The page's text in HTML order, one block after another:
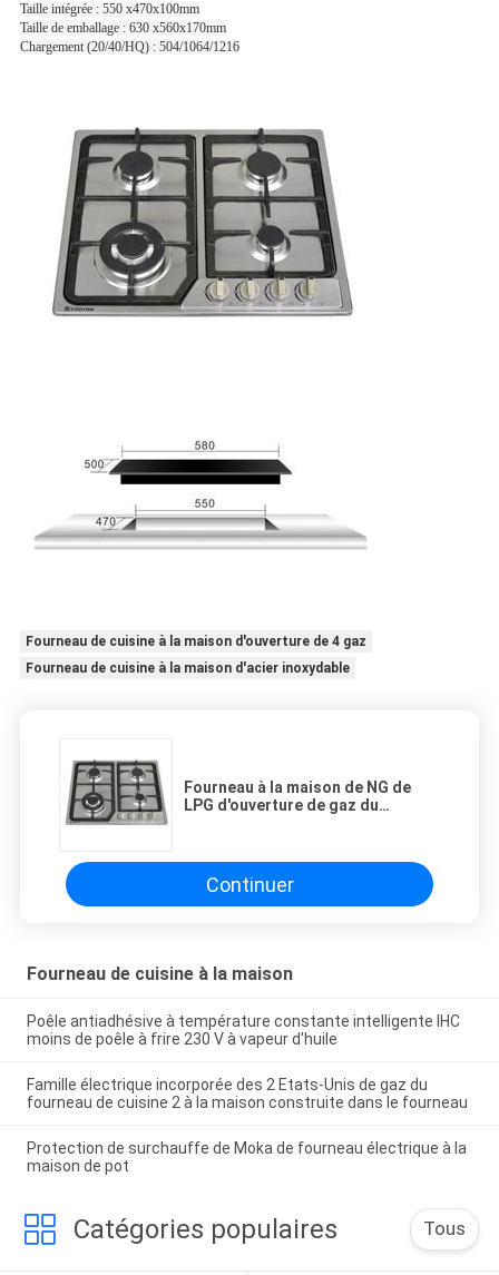
Taille intégrée : 550 x470x100mm
Taille de emballage : 630 x560x170mm
Chargement (20/40/HQ) : 504/1064/1216
Fourneau de cuisine à la maison d'ouverture de 4 gaz
Fourneau de cuisine à la maison d'acier inoxydable
Fourneau à la maison de NG de
LPG d'ouverture de gaz du
Continuer
Fourneau de cuisine à la maison
Poêle antiadhésive à température constante intelligente IHC
moins de poêle à frire 230 V à vapeur d'huile
Famille électrique incorporée des 2 Etats-Unis de gaz du
fourneau de cuisine 2 à la maison construite dans le fourneau
Protection de surchauffe de Moka de fourneau électrique à la
maison de pot
Catégories populaires Tous